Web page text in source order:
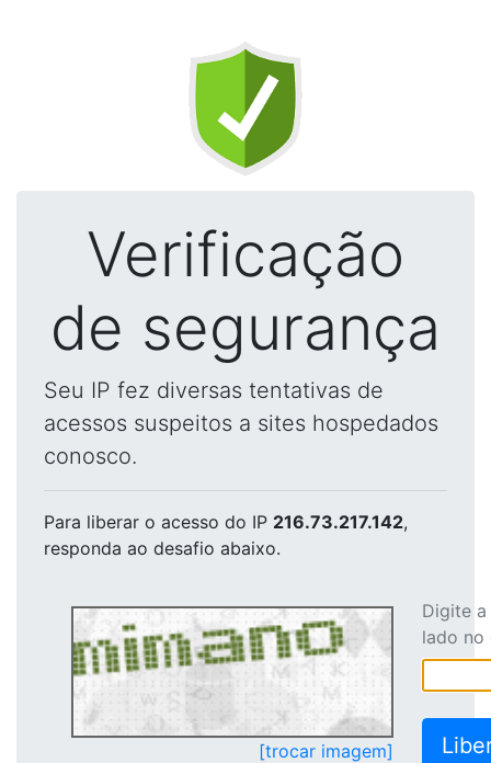
Verificação
de segurança
Seu IP fez diversas tentativas de
acessos suspeitos a sites hospedados
conosco.
Para liberar o acesso do IP 216.73.217.142,
responda ao desafio abaixo.
[trocar imagem]
Digite
lado no